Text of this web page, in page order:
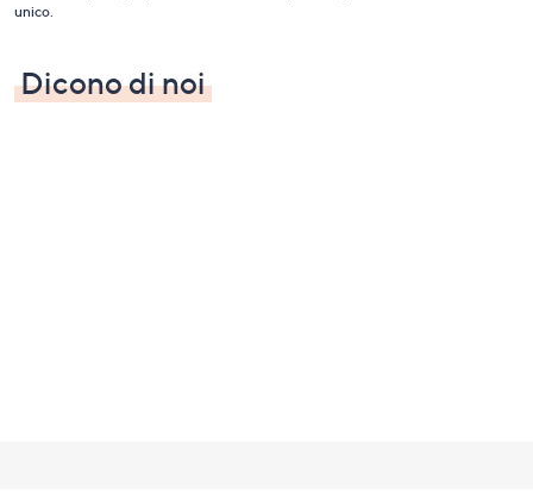
unico.
Dicono di noi